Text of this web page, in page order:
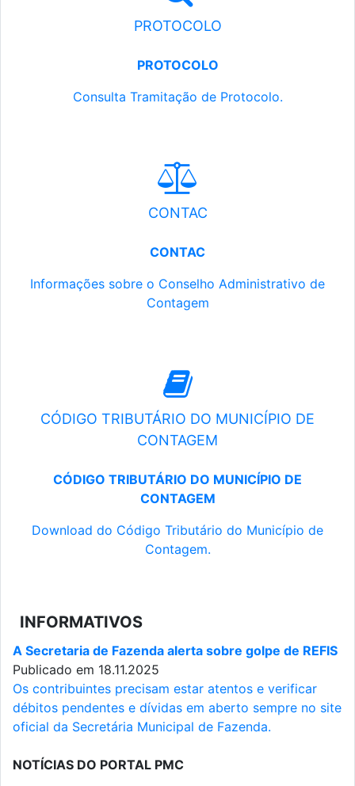
PROTOCOLO
PROTOCOLO
Consulta Tramitação de Protocolo.
CONTAC
CONTAC
Informações sobre o Conselho Administrativo de
Contagem
CÓDIGO TRIBUTÁRIO DO MUNICÍPIO DE
CONTAGEM
CÓDIGO TRIBUTÁRIO DO MUNICÍPIO DE
CONTAGEM
Download do Código Tributário do Município de
Contagem.
INFORMATIVOS
A Secretaria de Fazenda alerta sobre golpe de REFIS
Publicado em 18.11.2025
Os contribuintes precisam estar atentos e verificar
débitos pendentes e dívidas em aberto sempre no site
oficial da Secretária Municipal de Fazenda.
NOTÍCIAS DO PORTAL PMC